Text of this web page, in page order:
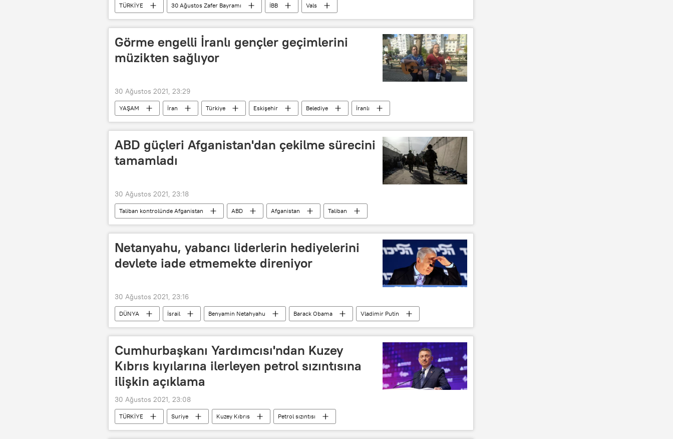
TÜRKİYE 30 Ağustos Zafer Bayramı İBB Vals
Görme engelli İranlı gençler geçimlerini
müzikten sağlıyor
30 Ağustos 2021, 23:29
YAŞAM İran Türkiye Eskişehir Belediye
İranlı
Görme engelli
müzisyen
ABD güçleri Afganistan'dan çekilme sürecini
tamamladı
30 Ağustos 2021, 23:18
Taliban kontrolünde Afganistan ABD Afganistan Taliban
Netanyahu, yabancı liderlerin hediyelerini
devlete iade etmemekte direniyor
30 Ağustos 2021, 23:16
DÜNYA İsrail Benyamin Netahyahu Barack Obama
Vladimir Putin
Donald Trump
Naftali Bennett Yolsuzluk Hediye Rüşvet
Cumhurbaşkanı Yardımcısı'ndan Kuzey
Kıbrıs kıyılarına ilerleyen petrol sızıntısına
ilişkin açıklama
30 Ağustos 2021, 23:08
TÜRKİYE Suriye Kuzey Kıbrıs Petrol sızıntısı